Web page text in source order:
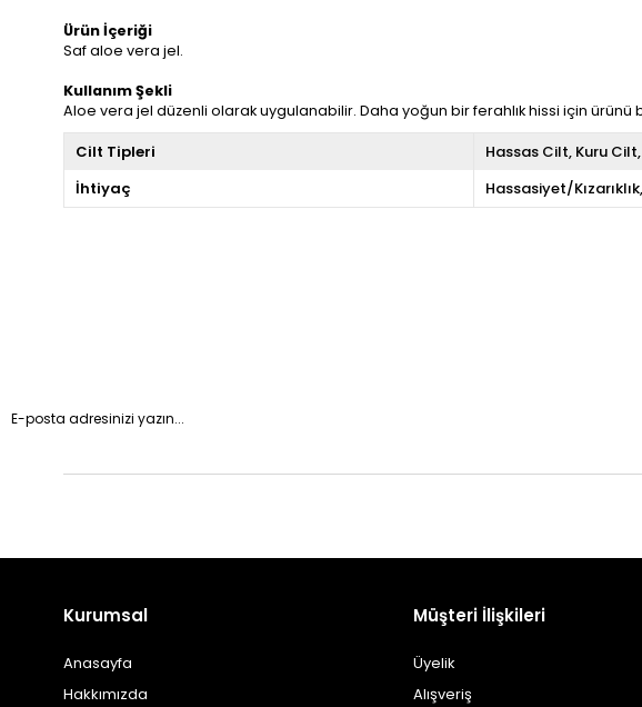
Ürün İçeriği
Saf aloe vera jel.
Kullanım Şekli
Aloe vera jel düzenli olarak uygulanabilir. Daha yoğun bir ferahlık hissi için
Cilt Tipleri Hassas Cilt Kuru Cilt
İhtiyaç
Hassasiyet/Kızarıklık
Kurumsal
Anasayfa
Hakkımızda
Müşteri İlişkileri
Üyelik
Alışveriş